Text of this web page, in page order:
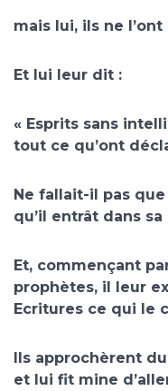
mais lui, ils ne l’ont
Et lui leur dit :
« Esprits sans
tout ce qu’ont
Ne fallait-il pas
qu’il entrât dans sa
Et, commençant
prophètes, il leur
Ecritures ce qui le
Ils approchèrent
et lui fit mine